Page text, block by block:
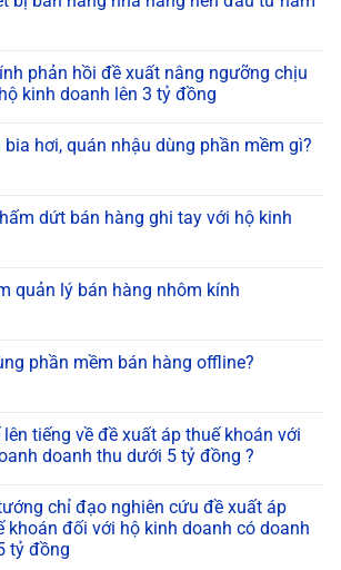
phản hồi đề xuất nâng ngưỡng chịu
kinh doanh lên 3 tỷ đồng
bia hơi, quán nhậu dùng phần mềm gì?
dứt bán hàng ghi tay với hộ kinh
quản lý bán hàng nhôm kính
phần mềm bán hàng offline?
lên tiếng về đề xuất áp thuế khoán với
doanh thu dưới 5 tỷ đồng ?
chỉ đạo nghiên cứu đề xuất áp
khoán đối với hộ kinh doanh có doanh
tỷ đồng